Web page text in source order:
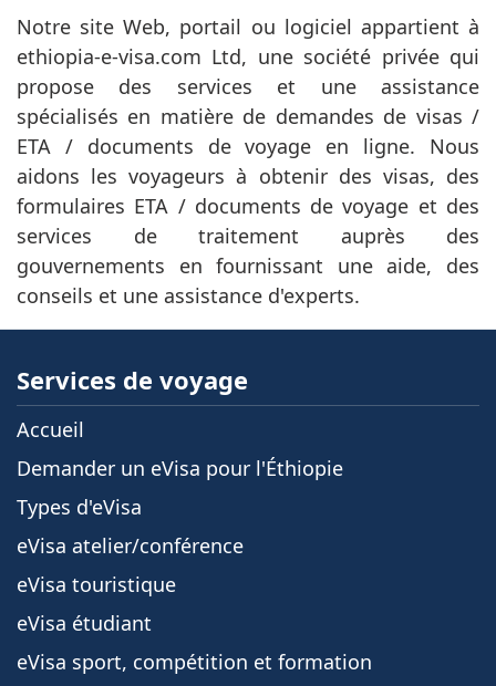
Notre site Web, portail ou logiciel appartient à
ethiopia-e-visa.com Ltd, une société privée qui
propose des services et une assistance
spécialisés en matière de demandes de visas /
ETA / documents de voyage en ligne. Nous
aidons les voyageurs à obtenir des visas, des
formulaires ETA / documents de voyage et des
services de traitement auprès des
gouvernements en fournissant une aide, des
conseils et une assistance d'experts.
Services de voyage
Accueil
Demander un eVisa pour l'Éthiopie
Types d'eVisa
eVisa atelier/conférence
eVisa touristique
eVisa étudiant
eVisa sport, compétition et formation